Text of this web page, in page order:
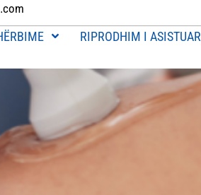
RIPRODHIM I ASISTUAR